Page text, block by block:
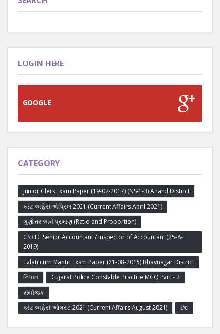
LOGIN HERE
GOOGLE
CATEGORY
Junior Clerk Exam Paper (19-02-2017) (NS-1-3) Anand District
કરંટ અફેર્સ એપ્રિલ 2021 (Current Affairs April 2021)
ગુણોત્તર અને પ્રમાણ (Ratio and Proportion)
GSRTC Senior Accountant / Inspector of Accountant (25-8-
2019)
Talati cum Mantri Exam Paper (21-08-2015) Bhavnagar District
નિપાત
Gujarat Police Constable Practice MCQ Part - 2
સંયોજક
કરંટ અફેર્સ ઓગસ્ટ 2021 (Current Affairs August 2021)
છંદ